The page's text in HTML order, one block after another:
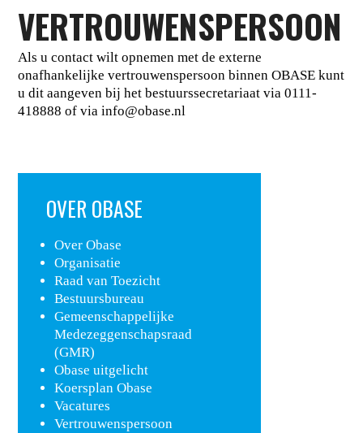
VERTROUWENSPERSOON
Als u contact wilt opnemen met de externe
onafhankelijke vertrouwenspersoon binnen OBASE kunt
u dit aangeven bij het bestuurssecretariaat via 0111-
418888 of via info@obase.nl
OVER OBASE
Over Obase
Organisatie
Raad van Toezicht
Bestuursbureau
Gemeenschappelijke
Medezeggenschapsraad
(GMR)
Obase uitgelicht
Koersplan Obase
Vacatures
Vertrouwenspersoon